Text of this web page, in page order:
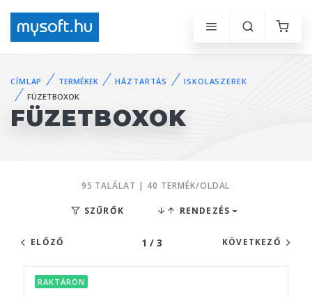
CÍMLAP TERMÉKEK HÁZTARTÁS
ISKOLASZEREK
FÜZETBOXOK
FÜZETBOXOK
95 TALÁLAT | 40 TERMÉK/OLDAL
SZŰRŐK RENDEZÉS
ELŐZŐ 1 / 3 KÖVETKEZŐ
RAKTÁRON